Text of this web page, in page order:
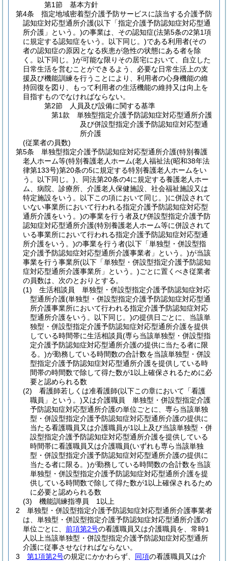
第1節
基本方針
第4条
指定地域密着型介護予防サービスに該当する介護予防
認知症対応型通所介護(以下「指定介護予防認知症対応型通
所介護」という。)の事業は、その認知症(法第5条の2第1項
に規定する認知症をいう。以下同じ。)である利用者(その
者の認知症の原因となる疾患が急性の状態にある者を除
く。以下同じ。)が可能な限りその居宅において、自立した
日常生活を営むことができるよう、必要な日常生活上の支
援及び機能訓練を行うことにより、利用者の心身機能の維
持回復を図り、もって利用者の生活機能の維持又は向上を
目指すものでなければならない。
第2節
人員及び設備に関する基準
第1款
単独型指定介護予防認知症対応型通所介護
及び併設型指定介護予防認知症対応型通
所介護
(従業者の員数)
第5条
単独型指定介護予防認知症対応型通所介護(特別養護
老人ホーム等(特別養護老人ホーム(老人福祉法(昭和38年法
律第133号)第20条の5に規定する特別養護老人ホームをい
う。以下同じ。) 、同法第20条の4に規定する養護老人ホー
ム、病院、診療所、介護老人保健施設、社会福祉施設又は
特定施設をいう。以下この項において同じ。)に併設されて
いない事業所において行われる指定介護予防認知症対応型
通所介護をいう。)の事業を行う者及び併設型指定介護予防
認知症対応型通所介護(特別養護老人ホーム等に併設されて
いる事業所において行われる指定介護予防認知症対応型通
所介護をいう。)の事業を行う者(以下「単独型・併設型指
定介護予防認知症対応型通所介護事業者」という。)が当該
事業を行う事業所(以下「単独型・併設型指定介護予防認知
症対応型通所介護事業所」という。)ごとに置くべき従業者
の員数は、次のとおりとする。
(1)
生活相談員 単独型・併設型指定介護予防認知症対応
型通所介護(単独型・併設型指定介護予防認知症対応型通
所介護事業所において行われる指定介護予防認知症対応
型通所介護をいう。以下同じ。)の提供日ごとに、当該単
独型・併設型指定介護予防認知症対応型通所介護を提供
している時間帯に生活相談員(専ら当該単独型・併設型指
定介護予防認知症対応型通所介護の提供に当たる者に限
る。)が勤務している時間数の合計数を当該単独型・併設
型指定介護予防認知症対応型通所介護を提供している時
間帯の時間数で除して得た数が1以上確保されるために必
要と認められる数
(2)
看護師若しくは准看護師(以下この章において「看護
職員」という。)又は介護職員 単独型・併設型指定介護
予防認知症対応型通所介護の単位ごとに、専ら当該単独
型・併設型指定介護予防認知症対応型通所介護の提供に
当たる看護職員又は介護職員が1以上及び当該単独型・併
設型指定介護予防認知症対応型通所介護を提供している
時間帯に看護職員又は介護職員(いずれも専ら当該単独
型・併設型指定介護予防認知症対応型通所介護の提供に
当たる者に限る。)が勤務している時間数の合計数を当該
単独型・併設型指定介護予防認知症対応型通所介護を提
供している時間数で除して得た数が1以上確保されるため
に必要と認められる数
(3)
機能訓練指導員 1以上
2
単独型・併設型指定介護予防認知症対応型通所介護事業者
は、単独型・併設型指定介護予防認知症対応型通所介護の
単位ごとに、 前項第2号の看護職員又は介護職員を、常時1
人以上当該単独型・併設型指定介護予防認知症対応型通所
介護に従事させなければならない。
3
第1項第2号の規定にかかわらず、 同項の看護職員又は介